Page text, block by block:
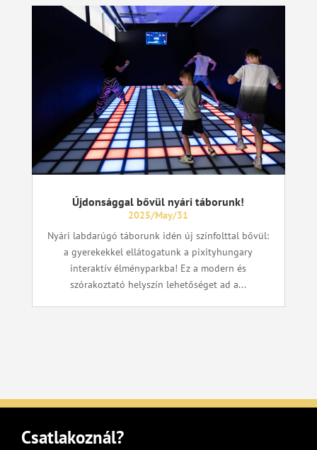
Újdonsággal bővül nyári táborunk!
2025/May/31
Nyári labdarúgó táborunk idén új színfolttal bővül:
a gyerekekkel ellátogatunk a pixityhungary
interaktív élményparkba! Ez a modern és
szórakoztató helyszín lehetőséget ad a...
Csatlakoznál?